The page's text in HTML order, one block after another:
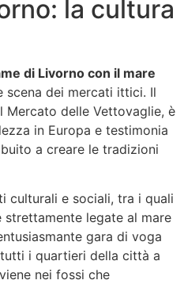
la cultura
di Livorno con il mare
scena dei mercati ittici. Il
delle Vettovaglie, è
in Europa e testimonia
a creare le tradizioni
culturali e sociali, tra i quali
legate al mare
gara di voga
i quartieri della città a
nei fossi che